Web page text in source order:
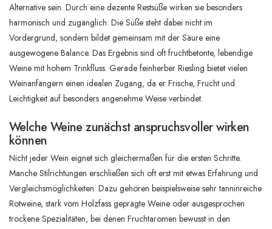
Alternative sein. Durch eine dezente Restsüße wirken sie besonders
harmonisch und zugänglich. Die Süße steht dabei nicht im
Vordergrund, sondern bildet gemeinsam mit der Säure eine
ausgewogene Balance. Das Ergebnis sind oft fruchtbetonte, lebendige
Weine mit hohem Trinkfluss. Gerade feinherber Riesling bietet vielen
Weinanfängern einen idealen Zugang, da er Frische, Frucht und
Leichtigkeit auf besonders angenehme Weise verbindet.
Welche Weine zunächst anspruchsvoller wirken
können
Nicht jeder Wein eignet sich gleichermaßen für die ersten Schritte.
Manche Stilrichtungen erschließen sich oft erst mit etwas Erfahrung und
Vergleichsmöglichkeiten. Dazu gehören beispielsweise sehr tanninreiche
Rotweine, stark vom Holzfass geprägte Weine oder ausgesprochen
trockene Spezialitäten, bei denen Fruchtaromen bewusst in den